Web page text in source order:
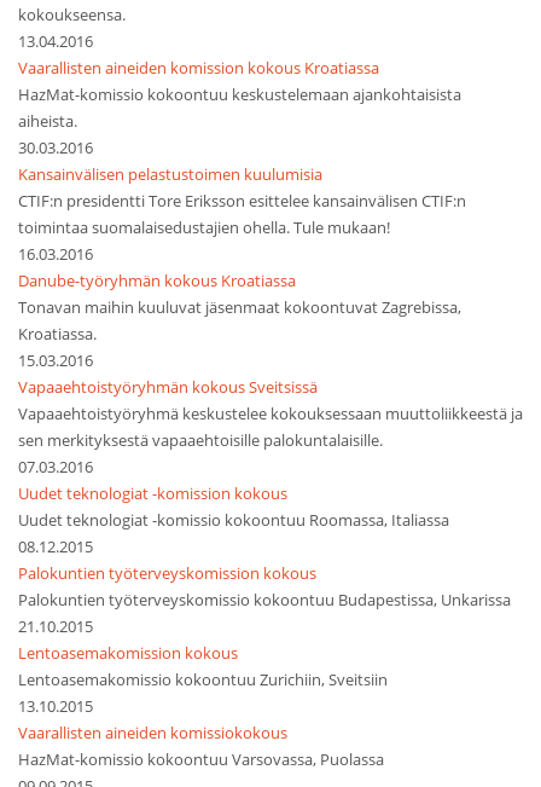
kokoukseensa.
13.04.2016
Vaarallisten aineiden komission kokous Kroatiassa
HazMat-komissio kokoontuu keskustelemaan ajankohtaisista
aiheista.
30.03.2016
Kansainvälisen pelastustoimen kuulumisia
CTIF:n presidentti Tore Eriksson esittelee kansainvälisen CTIF:n
toimintaa suomalaisedustajien ohella. Tule mukaan!
16.03.2016
Danube-työryhmän kokous Kroatiassa
Tonavan maihin kuuluvat jäsenmaat kokoontuvat Zagrebissa,
Kroatiassa.
15.03.2016
Vapaaehtoistyöryhmän kokous Sveitsissä
Vapaaehtoistyöryhmä keskustelee kokouksessaan muuttoliikkeestä ja
sen merkityksestä vapaaehtoisille palokuntalaisille.
07.03.2016
Uudet teknologiat -komission kokous
Uudet teknologiat -komissio kokoontuu Roomassa, Italiassa
08.12.2015
Palokuntien työterveyskomission kokous
Palokuntien työterveyskomissio kokoontuu Budapestissa, Unkarissa
21.10.2015
Lentoasemakomission kokous
Lentoasemakomissio kokoontuu Zurichiin, Sveitsiin
13.10.2015
Vaarallisten aineiden komissiokokous
HazMat-komissio kokoontuu Varsovassa, Puolassa